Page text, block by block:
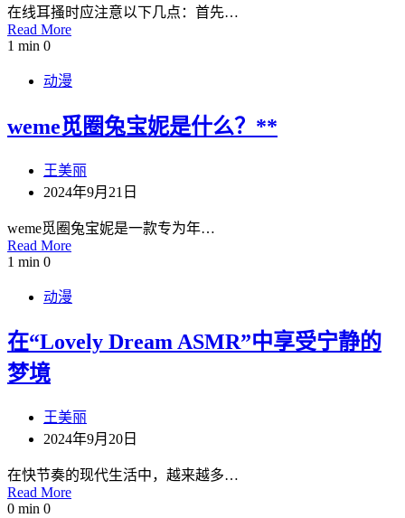
在线耳搔时应注意以下几点：首先…
Read More
1 min 0
动漫
weme觅圈兔宝妮是什么？**
王美丽
2024年9月21日
weme觅圈兔宝妮是一款专为年…
Read More
1 min 0
动漫
在“Lovely Dream ASMR”中享受宁静的
梦境
王美丽
2024年9月20日
在快节奏的现代生活中，越来越多…
Read More
0 min 0